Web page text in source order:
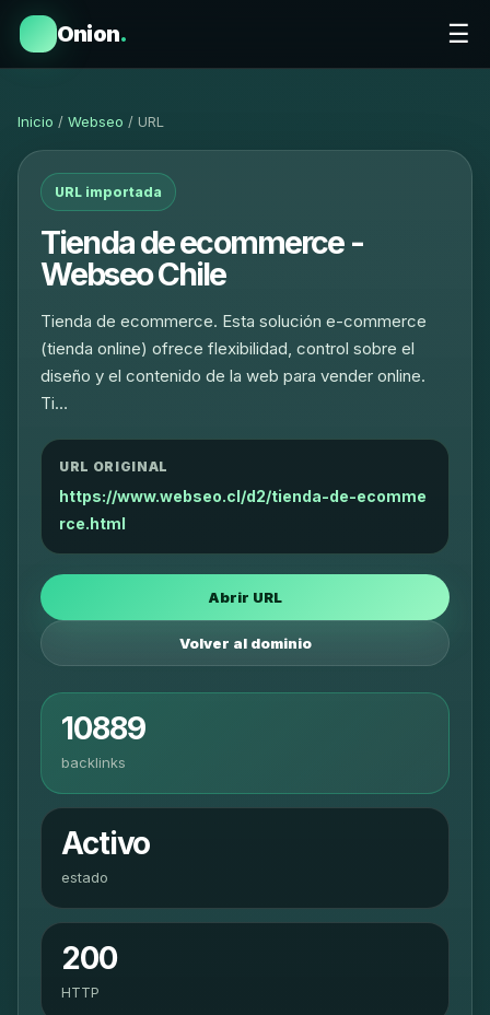
Onion. ☰
Inicio / Webseo / URL
URL importada
Tienda de ecommerce -
Webseo Chile
Tienda de ecommerce. Esta solución e-commerce
(tienda online) ofrece flexibilidad, control sobre el
diseño y el contenido de la web para vender online.
Ti…
URL ORIGINAL
https://www.webseo.cl/d2/tienda-de-ecomme
rce.html
Abrir URL
Volver al dominio
10889
backlinks
Activo
estado
200
HTTP